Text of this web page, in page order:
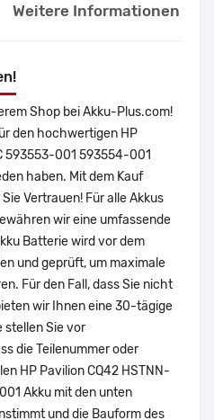
Weitere Informationen
Shop bei Akku-Plus.com!
den hochwertigen HP
593553-001 593554-001
haben. Mit dem Kauf
Vertrauen! Für alle Akkus
wir eine umfassende
Batterie wird vor dem
und geprüft, um maximale
Für den Fall, dass Sie nicht
wir Ihnen eine 30-tägige
Sie vor
die Teilenummer oder
HP Pavilion CQ42 HSTNN-
Akku mit den unten
und die Bauform des